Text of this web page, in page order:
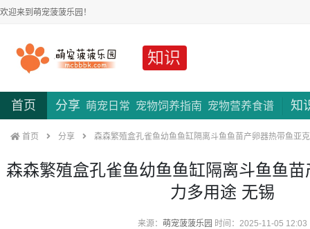
欢迎来到萌宠菠菠乐园！
知识
首页 分享 萌宠日常 宠物饲养指南 宠物营养食谱 知
首页 分享 森森繁殖盒孔雀鱼幼鱼鱼缸隔离斗鱼鱼苗产卵器热带鱼亚
森森繁殖盒孔雀鱼幼鱼鱼缸隔离斗鱼鱼
力多用途 无锡
来源： 萌宠菠菠乐园 时间：2025-11-05 12:03